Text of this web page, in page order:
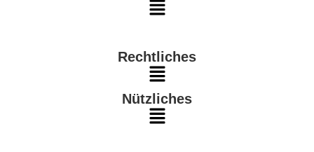
Main
Rechtliches
Main
Menu
Nützliches
Main